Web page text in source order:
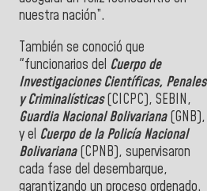
nuestra nación”.
También se conoció que
"funcionarios del Cuerpo de
Investigaciones Científicas, Penales
y Criminalísticas(CICPC), SEBIN,
Guardia Nacional Bolivariana(GNB),
y el Cuerpo de la Policía Nacional
Bolivariana(CPNB), supervisaron
cada fase del desembarque,
garantizando un proceso ordenado.